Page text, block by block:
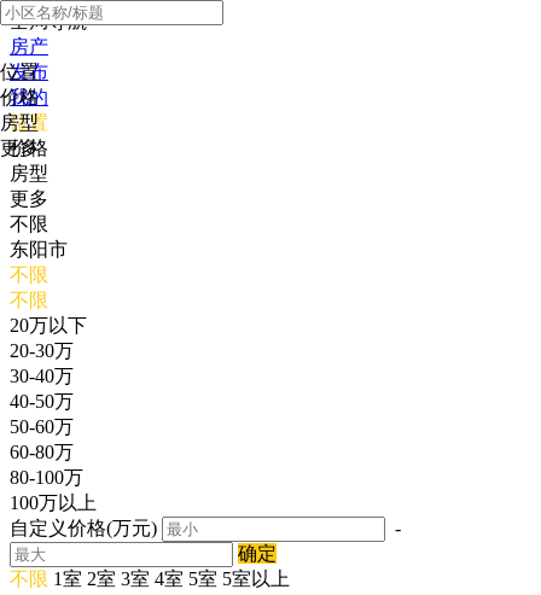
全局导航
房产
发布
我的
位置
价格
房型
更多
位置
价格
房型
更多
不限
东阳市
不限
不限
20万以下
20-30万
30-40万
40-50万
50-60万
60-80万
80-100万
100万以上
自定义价格(万元)
-
确定
不限 1室 2室 3室 4室 5室 5室以上